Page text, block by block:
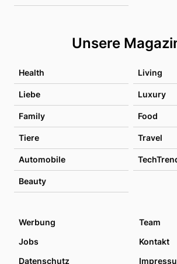
Unsere
Health Living
Liebe Luxury
Family Food
Tiere Travel
Automobile
Beauty
Werbung
Team
Jobs
Kontakt
Datenschutz